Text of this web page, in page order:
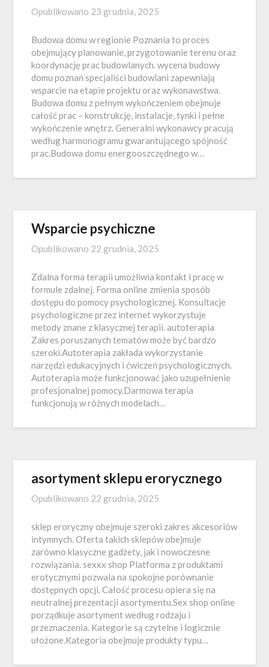
Opublikowano 23 grudnia, 2025
Budowa domu w regionie Poznania to proces
obejmujący planowanie, przygotowanie terenu oraz
koordynację prac budowlanych. wycena budowy
domu poznań specjaliści budowlani zapewniają
wsparcie na etapie projektu oraz wykonawstwa.
Budowa domu z pełnym wykończeniem obejmuje
całość prac – konstrukcję, instalacje, tynki i pełne
wykończenie wnętrz. Generalni wykonawcy pracują
według harmonogramu gwarantującego spójność
prac.Budowa domu energooszczędnego w…
Wsparcie psychiczne
Opublikowano 22 grudnia, 2025
Zdalna forma terapii umożliwia kontakt i pracę w
formule zdalnej. Forma online zmienia sposób
dostępu do pomocy psychologicznej. Konsultacje
psychologiczne przez internet wykorzystuje
metody znane z klasycznej terapii. autoterapia
Zakres poruszanych tematów może być bardzo
szeroki.Autoterapia zakłada wykorzystanie
narzędzi edukacyjnych i ćwiczeń psychologicznych.
Autoterapia może funkcjonować jako uzupełnienie
profesjonalnej pomocy.Darmowa terapia
funkcjonują w różnych modelach…
asortyment sklepu erorycznego
Opublikowano 22 grudnia, 2025
sklep eroryczny obejmuje szeroki zakres akcesoriów
intymnych. Oferta takich sklepów obejmuje
zarówno klasyczne gadżety, jak i nowoczesne
rozwiązania. sexxx shop Platforma z produktami
erotycznymi pozwala na spokojne porównanie
dostępnych opcji. Całość procesu opiera się na
neutralnej prezentacji asortymentu.Sex shop online
porządkuje asortyment według rodzaju i
przeznaczenia. Kategorie są czytelne i logicznie
ułożone.Kategoria obejmuje produkty typu…